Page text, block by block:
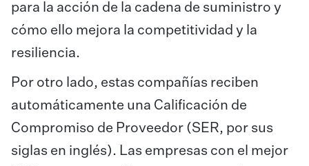
para la acción de la cadena de suministro y
cómo ello mejora la competitividad y la
resiliencia.
Por otro lado, estas compañías reciben
automáticamente una Calificación de
Compromiso de Proveedor (SER, por sus
siglas en inglés). Las empresas con el mejor